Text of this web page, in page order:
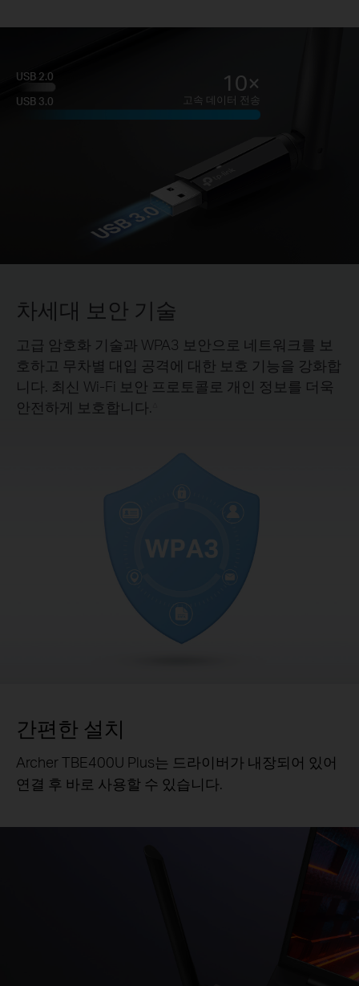
USB 2.0
USB 3.0
10×
고속 데이터 전송
차세대 보안 기술
고급 암호화 기술과 WPA3 보안으로 네트워크를 보
호하고 무차별 대입 공격에 대한 보호 기능을 강화합
니다. 최신 Wi-Fi 보안 프로토콜로 개인 정보를 더욱
안전하게 보호합니다.
간편한 설치
Archer TBE400U Plus는 드라이버가 내장되어 있어
연결 후 바로 사용할 수 있습니다.